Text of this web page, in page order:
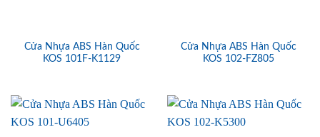
Cửa Nhựa ABS Hàn Quốc
KOS 101F-K1129
Cửa Nhựa ABS Hàn Quốc
KOS 102-FZ805